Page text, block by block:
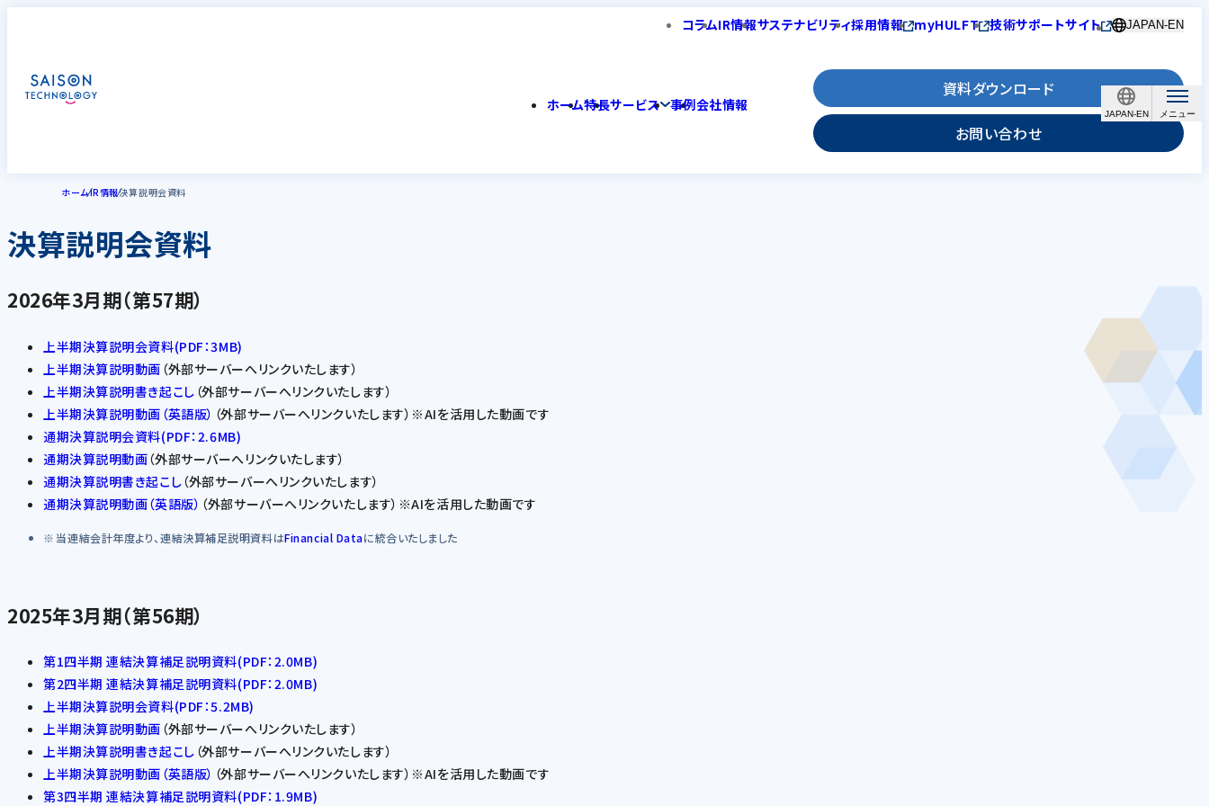
JAPAN-EN
コラムIR情報サステナビリティ採用情報 myHULFT 技術サポートサイト JAPAN-EN
ホーム特長サービス 事例会社情報
資料ダウンロード
お問い合わせ
ホームIR情報決算説明会資料
決算説明会資料
2026年3月期（第57期）
上半期決算説明会資料(PDF：3MB)
上半期決算説明動画 （外部サーバーへリンクいたします）
上半期決算説明書き起こし （外部サーバーへリンクいたします）
上半期決算説明動画（英語版） （外部サーバーへリンクいたします）※AIを活用した動画です
通期決算説明会資料(PDF：2.6MB)
通期決算説明動画（外部サーバーへリンクいたします）
通期決算説明書き起こし（外部サーバーへリンクいたします）
通期決算説明動画（英語版） （外部サーバーへリンクいたします）※AIを活用した動画です
当連結会計年度より、連結決算補足説明資料はFinancial Dataに統合いたしました
2025年3月期（第56期）
第1四半期 連結決算補足説明資料(PDF：2.0MB)
第2四半期 連結決算補足説明資料(PDF：2.0MB)
上半期決算説明会資料(PDF：5.2MB)
上半期決算説明動画 （外部サーバーへリンクいたします）
上半期決算説明書き起こし （外部サーバーへリンクいたします）
上半期決算説明動画（英語版） （外部サーバーへリンクいたします）※AIを活用した動画です
第3四半期 連結決算補足説明資料(PDF：1.9MB)